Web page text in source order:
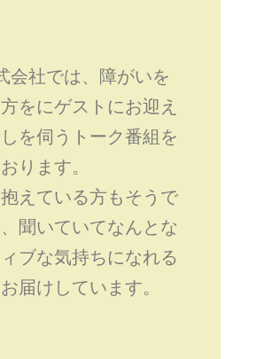
会社では、障がいを
をにゲストにお迎え
を伺うトーク番組を
ります。
えている方もそうで
聞いていてなんとな
ブな気持ちになれる
届けしています。